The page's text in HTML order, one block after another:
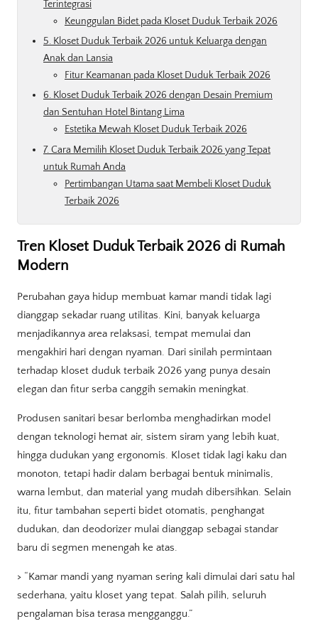
Terintegrasi
Keunggulan Bidet pada Kloset Duduk Terbaik 2026
5. Kloset Duduk Terbaik 2026 untuk Keluarga dengan
Anak dan Lansia
Fitur Keamanan pada Kloset Duduk Terbaik 2026
6. Kloset Duduk Terbaik 2026 dengan Desain Premium
dan Sentuhan Hotel Bintang Lima
Estetika Mewah Kloset Duduk Terbaik 2026
7. Cara Memilih Kloset Duduk Terbaik 2026 yang Tepat
untuk Rumah Anda
Pertimbangan Utama saat Membeli Kloset Duduk
Terbaik 2026
Tren Kloset Duduk Terbaik 2026 di Rumah
Modern
Perubahan gaya hidup membuat kamar mandi tidak lagi
dianggap sekadar ruang utilitas. Kini, banyak keluarga
menjadikannya area relaksasi, tempat memulai dan
mengakhiri hari dengan nyaman. Dari sinilah permintaan
terhadap kloset duduk terbaik 2026 yang punya desain
elegan dan fitur serba canggih semakin meningkat.
Produsen sanitari besar berlomba menghadirkan model
dengan teknologi hemat air, sistem siram yang lebih kuat,
hingga dudukan yang ergonomis. Kloset tidak lagi kaku dan
monoton, tetapi hadir dalam berbagai bentuk minimalis,
warna lembut, dan material yang mudah dibersihkan. Selain
itu, fitur tambahan seperti bidet otomatis, penghangat
dudukan, dan deodorizer mulai dianggap sebagai standar
baru di segmen menengah ke atas.
> “Kamar mandi yang nyaman sering kali dimulai dari satu hal
sederhana, yaitu kloset yang tepat. Salah pilih, seluruh
pengalaman bisa terasa mengganggu.”